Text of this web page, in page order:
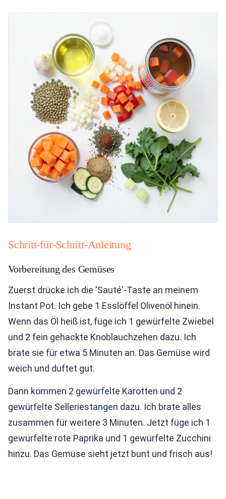
Schritt-für-Schritt-Anleitung
Vorbereitung des Gemüses
Zuerst drücke ich die 'Sauté'-Taste an meinem
Instant Pot. Ich gebe 1 Esslöffel Olivenöl hinein.
Wenn das Öl heiß ist, füge ich 1 gewürfelte Zwiebel
und 2 fein gehackte Knoblauchzehen dazu. Ich
brate sie für etwa 5 Minuten an. Das Gemüse wird
weich und duftet gut.
Dann kommen 2 gewürfelte Karotten und 2
gewürfelte Selleriestangen dazu. Ich brate alles
zusammen für weitere 3 Minuten. Jetzt füge ich 1
gewürfelte rote Paprika und 1 gewürfelte Zucchini
hinzu. Das Gemüse sieht jetzt bunt und frisch aus!